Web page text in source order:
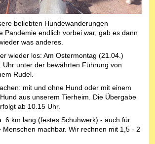
beliebten Hundewanderungen
Pandemie endlich vorbei war, gab es dann
was anderes.
wieder los: Am Ostermontag (21.04.)
Uhr unter der bewährten Führung von
Rudel.
mit und ohne Hund oder mit einem
aus unserem Tierheim. Die Übergabe
ab 10.15 Uhr.
6 km lang (festes Schuhwerk) - auch für
Menschen machbar. Wir rechnen mit 1,5 - 2